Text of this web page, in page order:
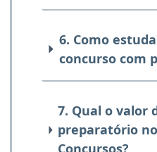
6. Como
concurso com
7. Qual o valor
preparatório